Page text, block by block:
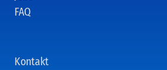
FAQ
Kontakt